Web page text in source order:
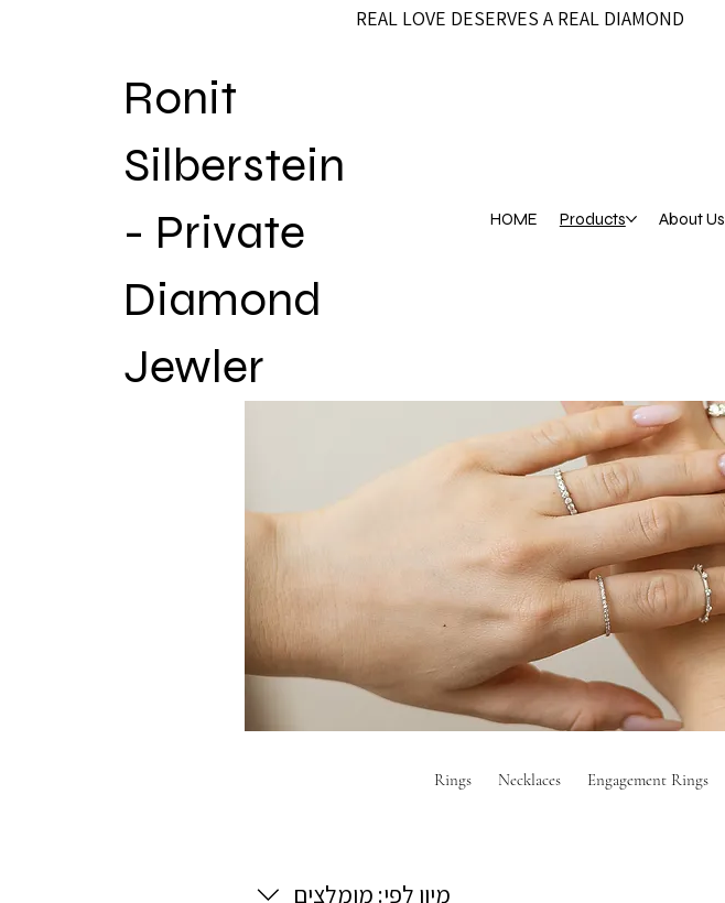
REAL LOVE DESERVES A REAL DIAMOND
Ronit
Silberstein
- Private
Diamond
Jewler
HOME Products About Us
Engagement Rings
Necklaces
Rings
מיון לפי: מומלצים